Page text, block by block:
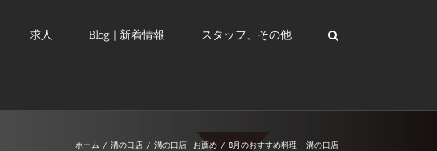
求人 Blog | 新着情報 スタッフ、その他
ホーム / 溝の口店 / 溝の口店 - お薦め / 8月のおすすめ料理 – 溝の口店